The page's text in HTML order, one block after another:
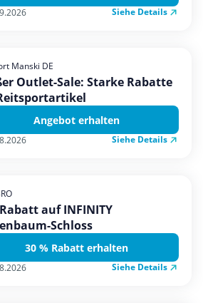
Siehe Details
Manski DE
Outlet-Sale: Starke Rabatte
Angebot erhalten
Siehe Details
auf INFINITY
Schloss
30 % Rabatt erhalten
Siehe Details